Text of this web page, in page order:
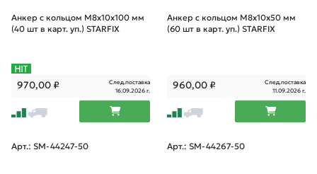
Анкер с кольцом М8х10х100 мм
(40 шт в карт. уп.) STARFIX
970,00₽
След.поставка
16.09.2026 г.
Анкер с кольцом М8х10х50 мм
(60 шт в карт. уп.) STARFIX
960,00₽
След.поставка
11.09.2026 г.
Арт.: SM-44247-50 Арт.: SM-44267-50